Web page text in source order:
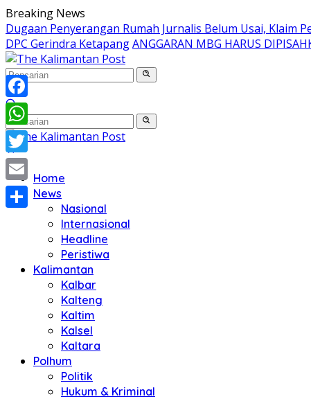
Langsung
ke
konten
Breaking News
Dugaan Penyerangan Rumah Jurnalis Belum Usai, Klaim
DPC Gerindra KetapangANGGARAN MBG HARUS
Home
News
Nasional
Internasional
Headline
Peristiwa
Kalimantan
Kalbar
Kalteng
Kaltim
Kalsel
Kaltara
Polhum
Politik
Hukum & Kriminal
Facebook
WhatsApp
Twitter
Email